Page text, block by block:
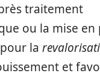
traitement
ou la mise en
la
et